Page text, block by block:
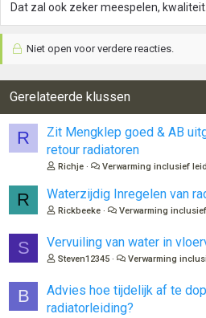
Dat zal ook zeker meespelen, kwaliteit.
Niet open voor verdere reacties.
Gerelateerde klussen
R
Zit Mengklep goed & AB
retour radiatoren
Richje Verwarming inclusief
R Waterzijdig Inregelen van
Rickbeeke Verwarming
S Vervuiling van water in
Steven12345 Verwarming
B
Advies hoe tijdelijk af te
radiatorleiding?